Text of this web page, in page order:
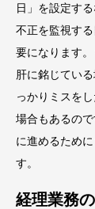
日」を設定す
不正を監視す
要になります
肝に銘じてい
っかりミスを
場合もあるの
に進めるため
す。
経理業務